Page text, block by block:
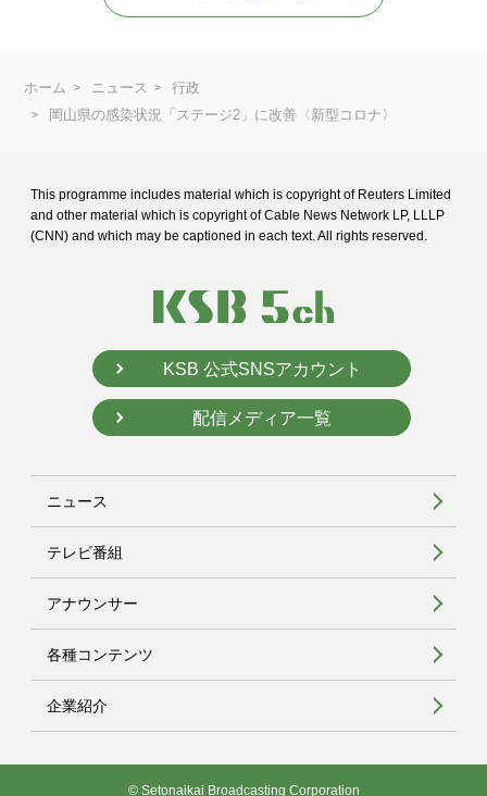
ホーム ニュース
行政
岡山県の感染状況「ステージ2」に改善〈新型コロナ〉
This programme includes material which is copyright of Reuters Limited
and other material which is copyright of Cable News Network LP, LLLP
(CNN) and which may be captioned in each text. All rights reserved.
KSB 公式SNSアカウント
配信メディア一覧
ニュース
テレビ番組
アナウンサー
各種コンテンツ
企業紹介
© Setonaikai Broadcasting Corporation